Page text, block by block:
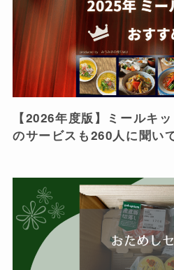
【2026年度版】ミールキ
のサービスも260人に聞い